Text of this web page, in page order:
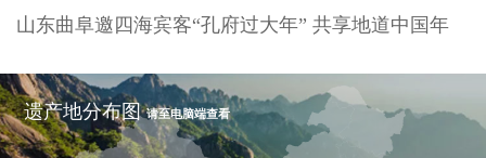
山东曲阜邀四海宾客“孔府过大年” 共享地道中国年
遗产地分布图请至电脑端查看